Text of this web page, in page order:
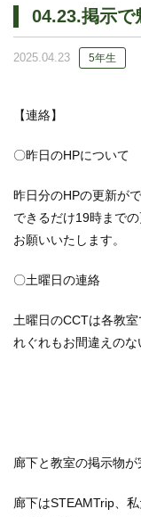
04.23.掲示で
2025.04.23 5年生
【連絡】
〇昨日のHPについて
昨日分のHPの更新が
できるだけ19時まで
お願いいたします。
〇土曜日の連絡
土曜日のCCTは各教
れぐれもお間違えのな
廊下と教室の掲示物が
廊下はSTEAMTrip、